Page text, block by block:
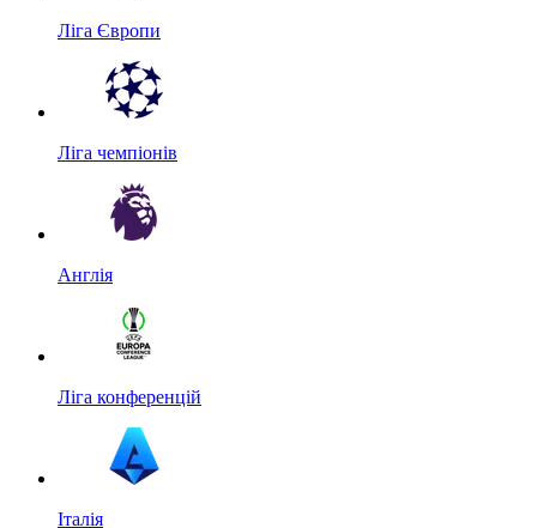
Ліга Європи
Ліга чемпіонів
Англія
Ліга конференцій
Італія